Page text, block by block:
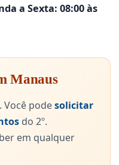
a Sexta: 08:00 às
Manaus
Você podesolicitar
do 2º.
em qualquer